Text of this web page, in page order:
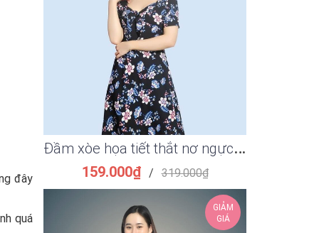
đây
quá
Đ
ầm xòe họa tiết thắt nơ ngực thời trang
159.000₫ / 319.000₫
GIẢM
GIÁ